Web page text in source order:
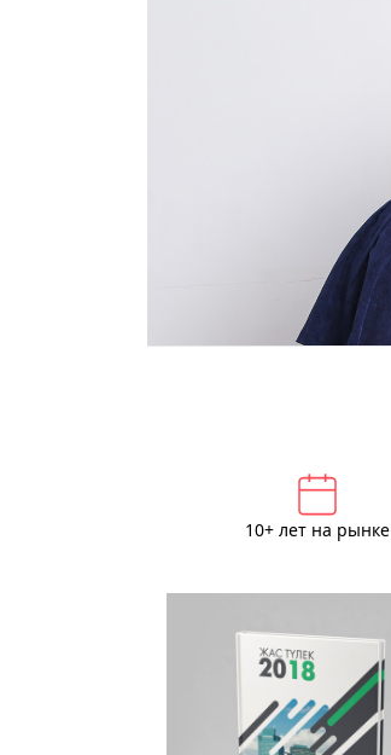
10+ лет на рынке